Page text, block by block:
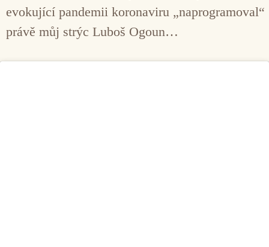
evokující pandemii koronaviru „naprogramoval“
právě můj strýc Luboš Ogoun…